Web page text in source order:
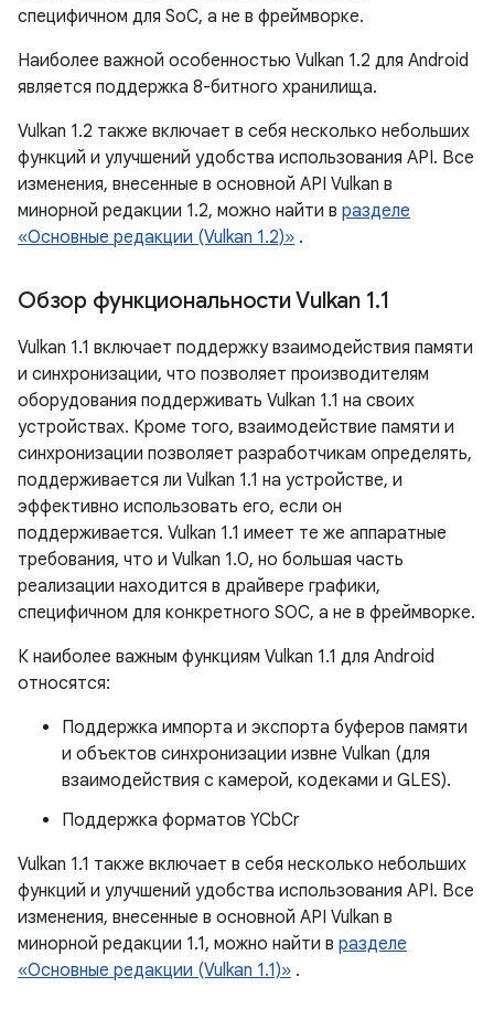
специфичном для SoC, а не в фреймворке.
Наиболее важной особенностью Vulkan 1.2 для Android
является поддержка 8-битного хранилища.
Vulkan 1.2 также включает в себя несколько небольших
функций и улучшений удобства использования API. Все
изменения, внесенные в основной API Vulkan в
минорной редакции 1.2, можно найти в разделе
«Основные редакции (Vulkan 1.2)» .
Обзор функциональности Vulkan 1.1
Vulkan 1.1 включает поддержку взаимодействия памяти
и синхронизации, что позволяет производителям
оборудования поддерживать Vulkan 1.1 на своих
устройствах. Кроме того, взаимодействие памяти и
синхронизации позволяет разработчикам определять,
поддерживается ли Vulkan 1.1 на устройстве, и
эффективно использовать его, если он
поддерживается. Vulkan 1.1 имеет те же аппаратные
требования, что и Vulkan 1.0, но большая часть
реализации находится в драйвере графики,
специфичном для конкретного SOC, а не в фреймворке.
К наиболее важным функциям Vulkan 1.1 для Android
относятся:
Поддержка импорта и экспорта буферов памяти
и объектов синхронизации извне Vulkan (для
взаимодействия с камерой, кодеками и GLES).
Поддержка форматов YCbCr
Vulkan 1.1 также включает в себя несколько небольших
функций и улучшений удобства использования API. Все
изменения, внесенные в основной API Vulkan в
минорной редакции 1.1, можно найти в разделе
«Основные редакции (Vulkan 1.1)» .